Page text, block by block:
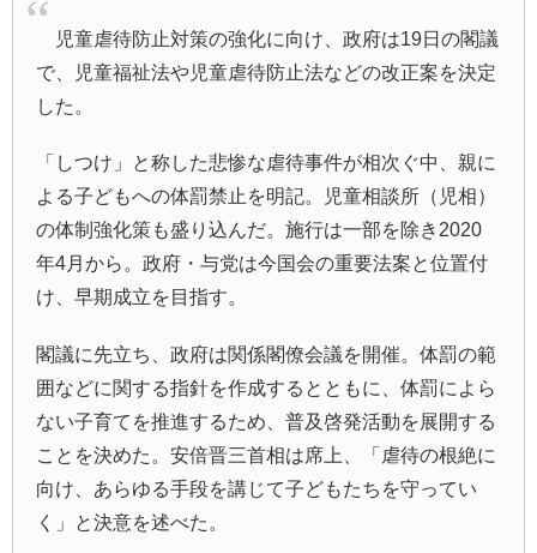
児童虐待防止対策の強化に向け、政府は19日の閣議
で、児童福祉法や児童虐待防止法などの改正案を決定
した。
「しつけ」と称した悲惨な虐待事件が相次ぐ中、親に
よる子どもへの体罰禁止を明記。児童相談所（児相）
の体制強化策も盛り込んだ。施行は一部を除き2020
年4月から。政府・与党は今国会の重要法案と位置付
け、早期成立を目指す。
閣議に先立ち、政府は関係閣僚会議を開催。体罰の範
囲などに関する指針を作成するとともに、体罰によら
ない子育てを推進するため、普及啓発活動を展開する
ことを決めた。安倍晋三首相は席上、「虐待の根絶に
向け、あらゆる手段を講じて子どもたちを守ってい
く」と決意を述べた。